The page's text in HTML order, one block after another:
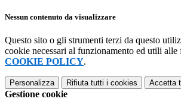
Nessun contenuto da visualizzare
Questo sito o gli strumenti terzi da questo
cookie necessari al funzionamento ed utili
COOKIE POLICY.
Personalizza Rifiuta tutti i cookies Accetta
Gestione cookie